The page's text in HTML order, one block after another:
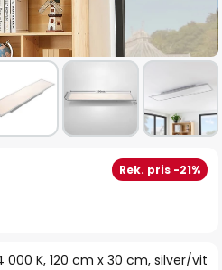
000 K, 120 cm x 30 cm, silver/vit
Rek. pris -21%